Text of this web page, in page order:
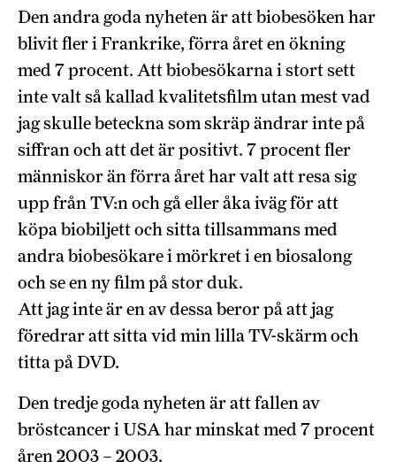
Den andra goda nyheten är att biobesöken har
blivit fler i Frankrike, förra året en ökning
med 7 procent. Att biobesökarna i stort sett
inte valt så kallad kvalitetsfilm utan mest vad
jag skulle beteckna som skräp ändrar inte på
siffran och att det är positivt. 7 procent fler
människor än förra året har valt att resa sig
upp från TV:n och gå eller åka iväg för att
köpa biobiljett och sitta tillsammans med
andra biobesökare i mörkret i en biosalong
och se en ny film på stor duk.
Att jag inte är en av dessa beror på att jag
föredrar att sitta vid min lilla TV-skärm och
titta på DVD.
Den tredje goda nyheten är att fallen av
bröstcancer i USA har minskat med 7 procent
åren 2003 – 2003.